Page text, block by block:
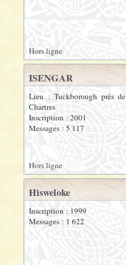
Hors ligne
ISENGAR
Lieu : Tuckborough près de
Chartres
Inscription : 2001
Messages : 5 117
Hors ligne
Hisweloke
Inscription : 1999
Messages : 1 622